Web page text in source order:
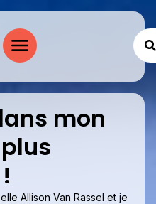
mon
Allison Van Rassel et je